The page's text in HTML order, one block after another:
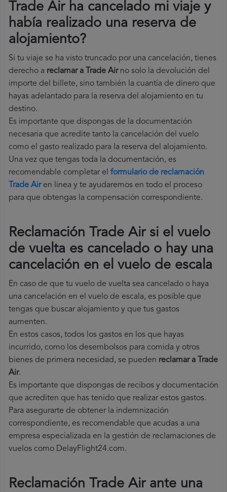
Trade Air ha cancelado mi viaje y
había realizado una reserva de
alojamiento?
Si tu viaje se ha visto truncado por una cancelación, tienes
derecho a reclamar a Trade Airno solo la devolución del
importe del billete, sino también la cuantía de dinero que
hayas adelantado para la reserva del alojamiento en tu
destino.
Es importante que dispongas de la documentación
necesaria que acredite tanto la cancelación del vuelo
como el gasto realizado para la reserva del alojamiento.
Una vez que tengas toda la documentación, es
recomendable completar el formulario de reclamación
Trade Airen linea y te ayudaremos en todo el proceso
para que obtengas la compensación correspondiente.
Reclamación Trade Air si el vuelo
de vuelta es cancelado o hay una
cancelación en el vuelo de escala
En caso de que tu vuelo de vuelta sea cancelado o haya
una cancelación en el vuelo de escala, es posible que
tengas que buscar alojamiento y que tus gastos
aumenten.
En estos casos, todos los gastos en los que hayas
incurrido, como los desembolsos para comida y otros
bienes de primera necesidad, se pueden reclamar a Trade
Air.
Es importante que dispongas de recibos y documentación
que acrediten que has tenido que realizar estos gastos.
Para asegurarte de obtener la indemnización
correspondiente, es recomendable que acudas a una
empresa especializada en la gestión de reclamaciones de
vuelos como DelayFlight24.com.
Reclamación Trade Air ante una